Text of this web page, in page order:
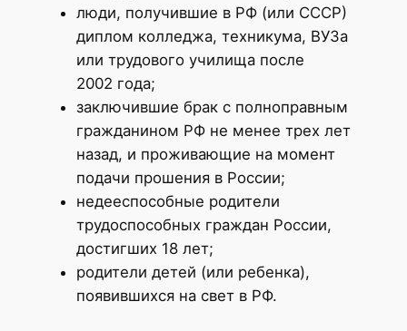
люди, получившие в РФ (или СССР)
диплом колледжа, техникума, ВУЗа
или трудового училища после
2002 года;
заключившие брак с полноправным
гражданином РФ не менее трех лет
назад, и проживающие на момент
подачи прошения в России;
недееспособные родители
трудоспособных граждан России,
достигших 18 лет;
родители детей (или ребенка),
появившихся на свет в РФ.